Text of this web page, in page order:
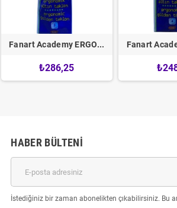
Fanart Academy ERGO...
₺286,25
Fanart
HABER BÜLTENI
İstediğiniz bir zaman abonelikten çıkabilirsiniz. Bu